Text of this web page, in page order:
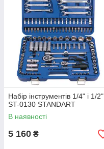
Набір інструментів 1/4" і 1/2"
ST-0130 STANDART
В наявності
5 160 ₴